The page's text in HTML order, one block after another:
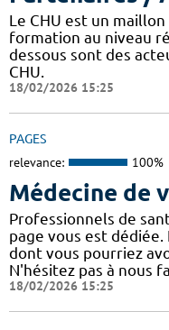
Le CHU est un
formation au niveau
dessous sont des
CHU.
18/02/2026 15:25
PAGES
relevance: 100%
Médecine de
Professionnels de
page vous est
dont vous pourriez
N'hésitez pas à nous
18/02/2026 15:25